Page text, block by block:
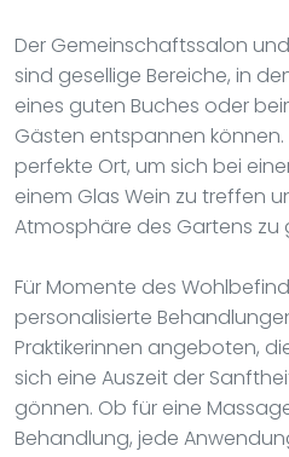
Der Gemeinschaftssalon
sind gesellige Bereiche, in
eines guten Buches oder
Gästen entspannen können.
perfekte Ort, um sich bei
einem Glas Wein zu treffen
Atmosphäre des Gartens zu
Für Momente des
personalisierte
Praktikerinnen angeboten,
sich eine Auszeit der
gönnen. Ob für eine
Behandlung, jede